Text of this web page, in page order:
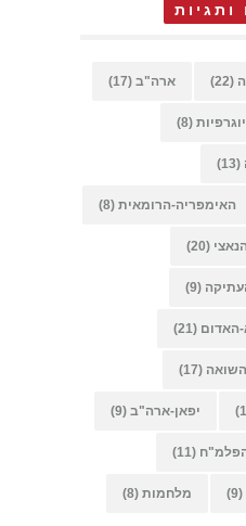
ותגיות
(22) ארה"ב (17)
(8)
(13)
האימפריה-הרומאית (8)
(20)
(9)
האדום (21)
השואה (17)
יפאן-ארה"ב (9)
(11)
(9) מלחמות (8)